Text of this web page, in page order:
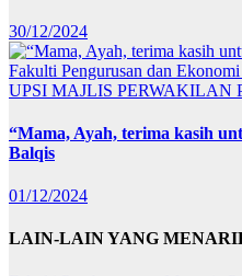
30/12/2024
Fakulti Pengurusan dan Ekonomi
UPSI MAJLIS PERWAKILAN
“Mama, Ayah, terima kasih
Balqis
01/12/2024
LAIN-LAIN YANG